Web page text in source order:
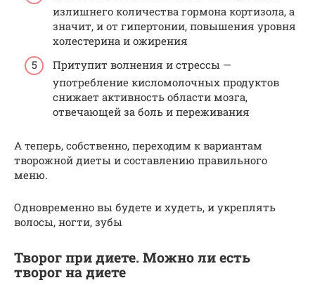
излишнего количества гормона кортизола, а
значит, и от гипертонии, повышения уровня
холестерина и ожирения
Притупит волнения и стрессы —
употребление кисломолочных продуктов
снижает активность области мозга,
отвечающей за боль и переживания
А теперь, собственно, переходим к вариантам
творожной диеты и составлению правильного
меню.
Одновременно вы будете и худеть, и укреплять
волосы, ногти, зубы
Творог при диете. Можно ли есть
творог на диете